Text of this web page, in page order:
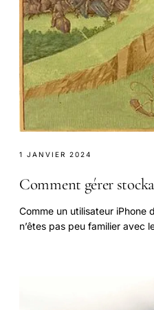
1 JANVIER 2024
Comment gérer
Comme un utilisateur iPhone
n’êtes pas peu familier avec